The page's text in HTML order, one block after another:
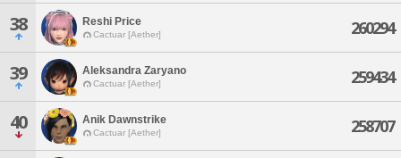
38 Reshi Price
Cactuar [Aether] 260294
39 Aleksandra Zaryano
Cactuar [Aether] 259434
40 Anik Dawnstrike
Cactuar [Aether] 258707